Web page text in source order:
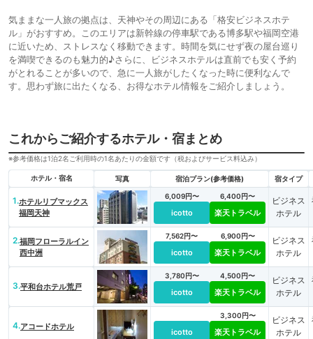
気ままな一人旅の拠点は、天神やその周辺にある「格安ビジネスホテ
ル」がおすすめ。このエリアは新幹線の停車駅である博多駅や福岡空港
に近いため、ストレスなく移動できます。時間を気にせず夜の屋台巡り
を満喫できるのも魅力的♪さらに、ビジネスホテルは直前でも安く予約
がとれることが多いので、急に一人旅がしたくなった時に便利なんで
す。思わず旅に出たくなる、お得なホテル情報をご紹介しましょう。
これからご紹介するホテル・宿まとめ
※参考価格は1泊2名ご利用時の1名あたりの金額です（税およびサービス料込み）
ホテル・宿名 写真 宿泊プラン(参考価格) 宿タイプ
1.ホテルリブマックス
福岡天神
6,009円〜
icotto
6,400円〜
楽天トラベル
ビジネス
ホテル
2.福岡フローラルイン
西中洲
7,562円〜
icotto
6,900円〜
楽天トラベル
ビジネス
ホテル
3.平和台ホテル荒戸
3,780円〜
icotto
4,500円〜
楽天トラベル
ビジネス
ホテル
4.アコードホテル
icotto
3,300円〜
楽天トラベル
ビジネス
ホテル